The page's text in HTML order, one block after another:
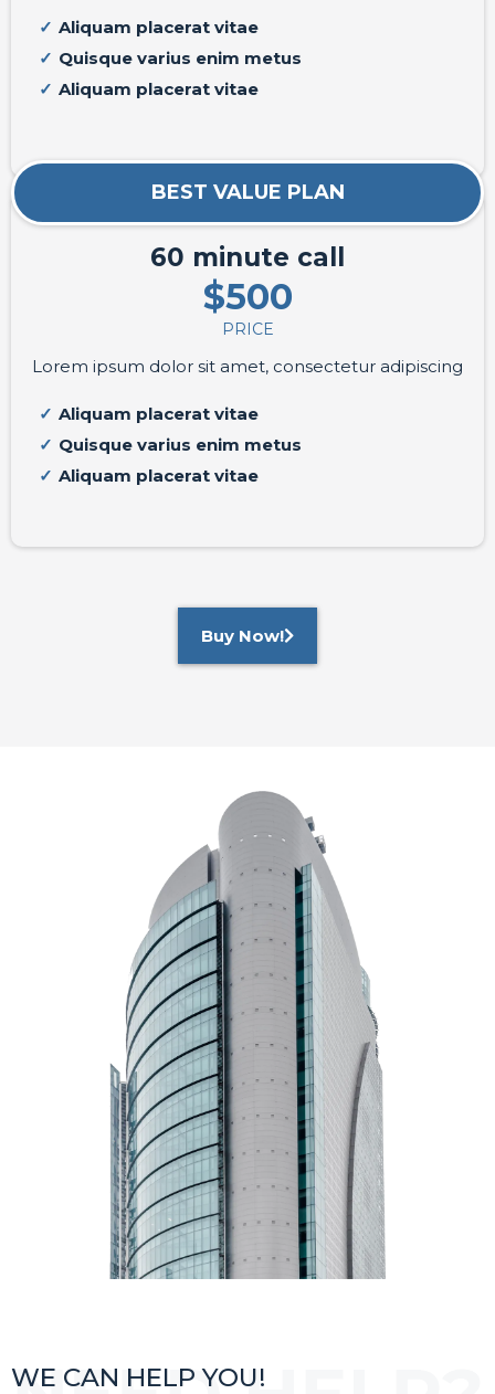
Aliquam placerat vitae
Quisque varius enim metus
Aliquam placerat vitae
BEST VALUE PLAN
60 minute call
$500
PRICE
Lorem ipsum dolor sit amet, consectetur adipiscing
Aliquam placerat vitae
Quisque varius enim metus
Aliquam placerat vitae
Buy Now!
WE CAN HELP YOU!